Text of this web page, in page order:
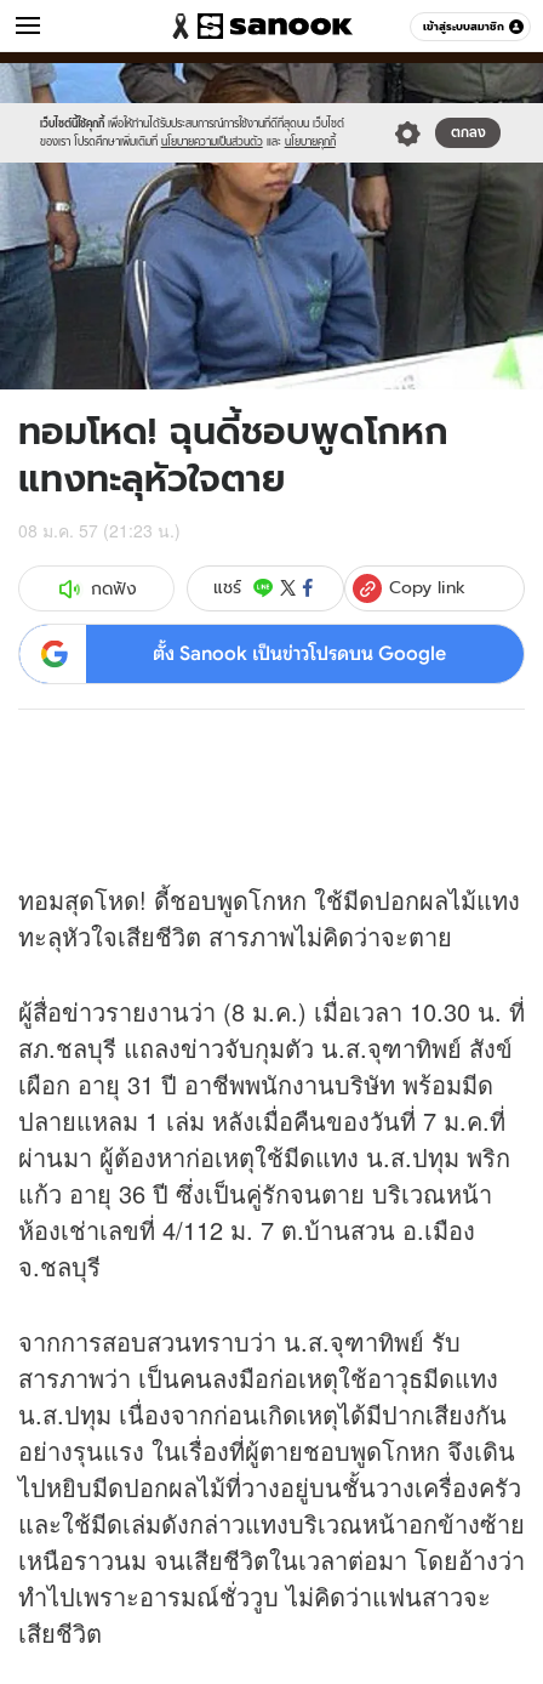
เข้าสู่ระบบสมาชิก
ข่าว หมวดอื่นๆ
เว็บไซต์นี้ใช้คุกกี้ เพื่อให้ท่านได้รับประสบการณ์การใช้งานที่ดีที่สุดบน เว็บไซต์
ของเรา โปรดศึกษาเพิ่มเติมที่ นโยบายความเป็นส่วนตัว และ นโยบายคุกกี้
ตกลง
Sanook
//s.isanook.com/sr/0/images/logo-
new-
sanook.png
600
60
//s.isanook.com/ns/0/ud/278/1393848/6.jpg
ทอมโหด! ฉุนดี้ชอบพูดโกหก
แทงทะลุหัวใจตาย
08 ม.ค. 57 (21:23 น.)
กดฟัง แชร์ Copy link
ตั้ง Sanook เป็นข่าวโปรดบน Google
ทอมสุดโหด! ดี้ชอบพูดโกหก ใช้มีดปอกผลไม้แทง
ทะลุหัวใจเสียชีวิต สารภาพไม่คิดว่าจะตาย
ผู้สื่อข่าวรายงานว่า (8 ม.ค.) เมื่อเวลา 10.30 น. ที่
สภ.ชลบุรี แถลงข่าวจับกุมตัว น.ส.จุฑาทิพย์ สังข์
เผือก อายุ 31 ปี อาชีพพนักงานบริษัท พร้อมมีด
ปลายแหลม 1 เล่ม หลังเมื่อคืนของวันที่ 7 ม.ค.ที่
ผ่านมา ผู้ต้องหาก่อเหตุใช้มีดแทง น.ส.ปทุม พริก
แก้ว อายุ 36 ปี ซึ่งเป็นคู่รักจนตาย บริเวณหน้า
ห้องเช่าเลขที่ 4/112 ม. 7 ต.บ้านสวน อ.เมือง
จ.ชลบุรี
จากการสอบสวนทราบว่า น.ส.จุฑาทิพย์ รับ
สารภาพว่า เป็นคนลงมือก่อเหตุใช้อาวุธมีดแทง
น.ส.ปทุม เนื่องจากก่อนเกิดเหตุได้มีปากเสียงกัน
อย่างรุนแรง ในเรื่องที่ผู้ตายชอบพูดโกหก จึงเดิน
ไปหยิบมีดปอกผลไม้ที่วางอยู่บนชั้นวางเครื่องครัว
และใช้มีดเล่มดังกล่าวแทงบริเวณหน้าอกข้างซ้าย
เหนือราวนม จนเสียชีวิตในเวลาต่อมา โดยอ้างว่า
ทำไปเพราะอารมณ์ชั่ววูบ ไม่คิดว่าแฟนสาวจะ
เสียชีวิต